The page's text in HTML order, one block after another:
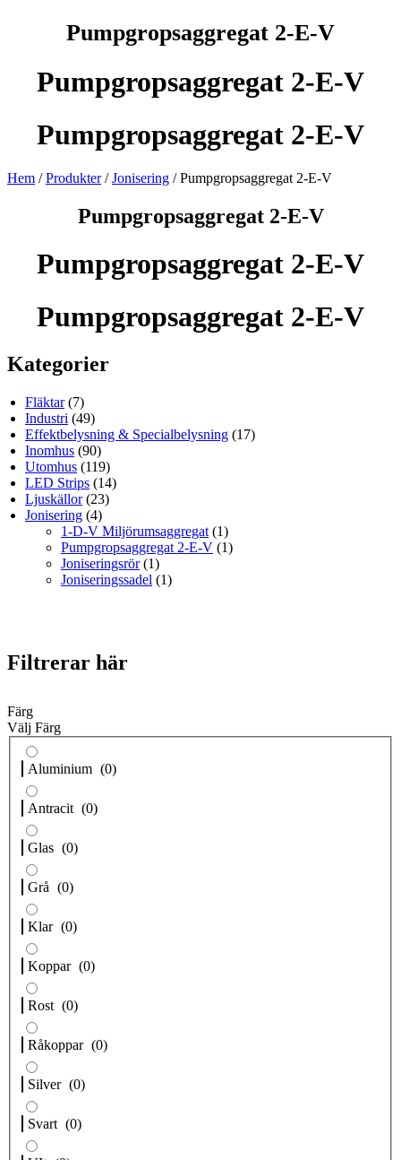
Pumpgropsaggregat 2-E-V
Pumpgropsaggregat 2-E-V
Pumpgropsaggregat 2-E-V
Hem /Produkter/Jonisering / Pumpgropsaggregat 2-E-V
Pumpgropsaggregat 2-E-V
Pumpgropsaggregat 2-E-V
Pumpgropsaggregat 2-E-V
Kategorier
Fläktar (7)
Industri (49)
Effektbelysning & Specialbelysning (17)
Inomhus (90)
Utomhus (119)
LED Strips (14)
Ljuskällor (23)
Jonisering (4)
1-D-V Miljörumsaggregat (1)
Pumpgropsaggregat 2-E-V (1)
Joniseringsrör (1)
Joniseringssadel (1)
Filtrerar här
Färg
Välj Färg
Aluminium (0)
Antracit (0)
Glas (0)
Grå (0)
Klar (0)
Koppar (0)
Rost (0)
Råkoppar (0)
Silver (0)
Svart (0)